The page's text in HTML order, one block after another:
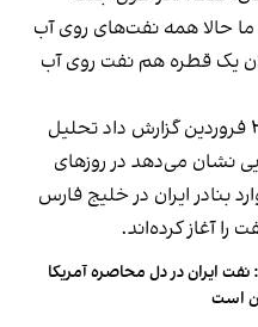
حالا همه نفت‌های روی آب
یک قطره هم نفت روی آب
در همین حال، واشینگتن‌پست ۲۹ فروردین گزارش داد تحلیل
نشان می‌دهد در روزهای
بنادر ایران در خلیج فارس
آغاز کرده‌اند.
ایران در دل محاصره آمریکا
است